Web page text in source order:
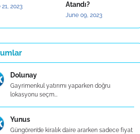
2023
Atandı?
June 09, 2023
Dolunay
Gayrimenkul yatırımı yaparken doğru
lokasyonu seçm...
Yunus
Güngören’de kiralık daire ararken sadece fiyat